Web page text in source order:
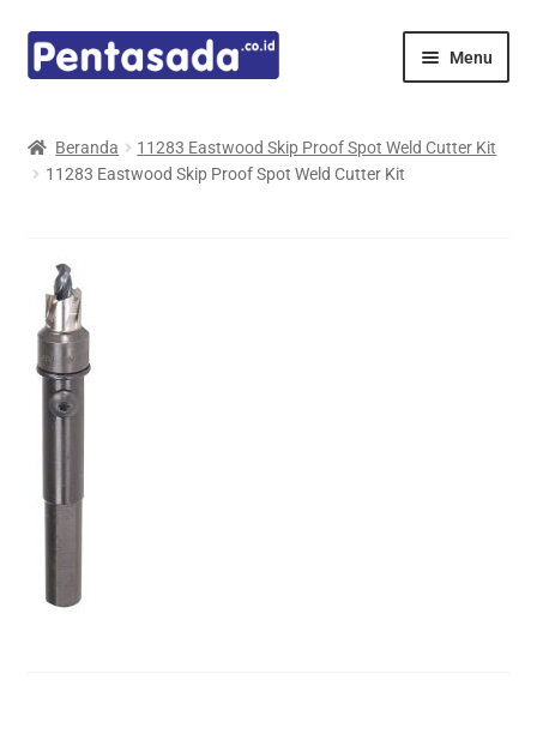
Skip
to
Skip
to
Menu
child
Mindray
Principals
E-Catalogue
Beranda
11283 Eastwood Skip Proof Spot Weld Cutter Kit
11283 Eastwood Skip Proof Spot Weld Cutter Kit